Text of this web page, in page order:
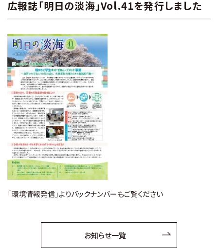
環境情報発信
補助金
お知らせ
財団概要
アクセス
お問い合わせ
Ohmi Environmental Plaza
ohmikankyo
広報誌「明日の淡海」Vol.41を発行しました
「環境情報発信」よりバックナンバーもご覧ください
お知らせ一覧